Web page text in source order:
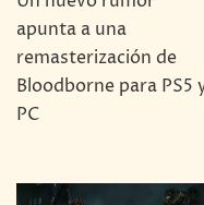
apunta a una
remasterización de
Bloodborne para PS5
PC